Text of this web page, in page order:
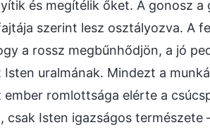
és megítélik őket. A gonosz a
szerint lesz osztályozva. A
a rossz megbűnhődjön, a jó
uralmának. Mindezt a
romlottsága elérte a
csak Isten igazságos természete